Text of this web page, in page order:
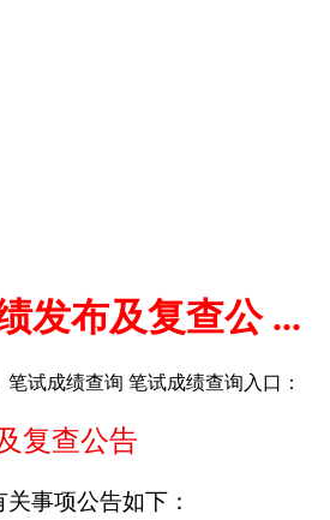
发布及复查公 ...
试成绩查询 笔试成绩查询入口：
复查公告
事项公告如下：